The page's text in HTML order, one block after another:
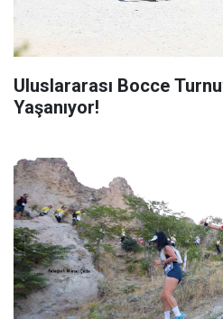
Uluslararası Bocce
Yaşanıyor!